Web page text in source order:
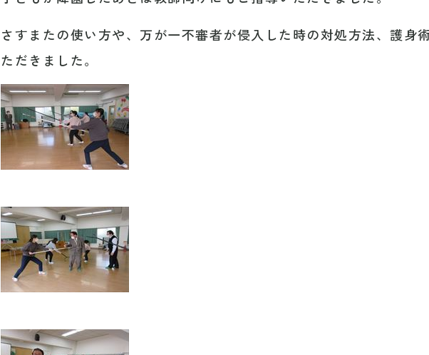
さすまたの使い方や、万が一不審者が侵入した時の対処方法、護身
ただきました。